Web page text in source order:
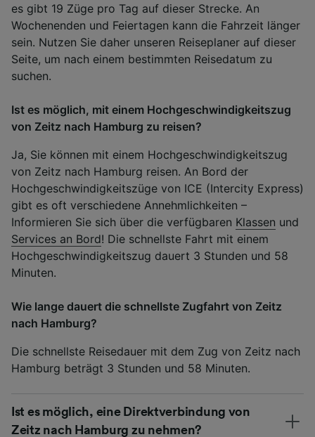
es gibt 19 Züge pro Tag auf dieser Strecke. An
Wochenenden und Feiertagen kann die Fahrzeit länger
sein. Nutzen Sie daher unseren Reiseplaner auf dieser
Seite, um nach einem bestimmten Reisedatum zu
suchen.
Ist es möglich, mit einem Hochgeschwindigkeitszug
von Zeitz nach Hamburg zu reisen?
Ja, Sie können mit einem Hochgeschwindigkeitszug
von Zeitz nach Hamburg reisen. An Bord der
Hochgeschwindigkeitszüge von ICE (Intercity Express)
gibt es oft verschiedene Annehmlichkeiten –
Informieren Sie sich über die verfügbaren Klassen und
Services an Bord! Die schnellste Fahrt mit einem
Hochgeschwindigkeitszug dauert 3 Stunden und 58
Minuten.
Wie lange dauert die schnellste Zugfahrt von Zeitz
nach Hamburg?
Die schnellste Reisedauer mit dem Zug von Zeitz nach
Hamburg beträgt 3 Stunden und 58 Minuten.
Ist es möglich, eine Direktverbindung von
Zeitz nach Hamburg zu nehmen?